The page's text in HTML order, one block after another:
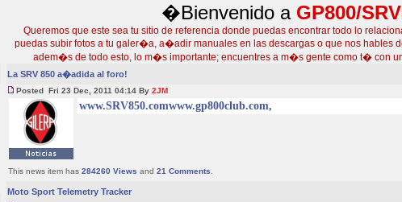
�Bienvenido a GP800/
Queremos que este sea tu sitio de referencia donde puedas encontrar todo lo
puedas subir fotos a tu galer�a, a�adir manuales en las descargas o que nos hables
adem�s de todo esto, lo m�s importante; encuentres a m�s gente como t� con
La SRV 850 a�adida al foro!
Posted Fri 23 Dec, 2011 04:14 By 2JM
www.SRV850.comwww.gp800club.com,
This news item has 284260 Views and 21 Comments
Moto Sport Telemetry Tracker